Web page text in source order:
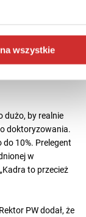
wszystkie
obszarach:
w postaci
KEN.
dużo, by realnie
doktoryzowania.
10%. Prelegent
w
to przecież
PW dodał, że